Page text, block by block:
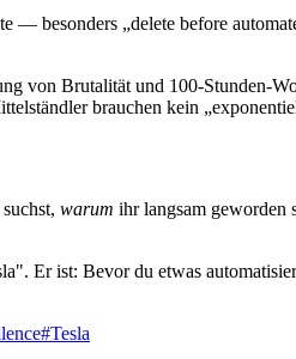
— besonders „delete before
von Brutalität und 100-Stunden-
brauchen kein
warum ihr langsam geworden
Er ist: Bevor du etwas
#Tesla